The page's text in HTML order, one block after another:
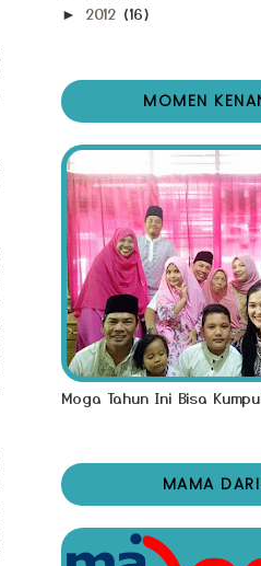
► 2012 (16)
MOMEN
Moga Tahun Ini Bisa
MAMA